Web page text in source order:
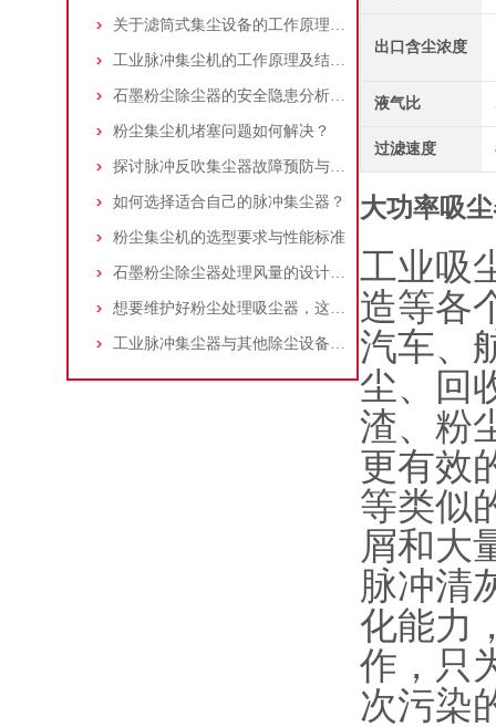
关于滤筒式集尘设备的工作原理及特点说明
工业脉冲集尘机的工作原理及结构特点说明
石墨粉尘除尘器的安全隐患分析及应对措施
粉尘集尘机堵塞问题如何解决？
探讨脉冲反吹集尘器故障预防与维护要点
如何选择适合自己的脉冲集尘器？
粉尘集尘机的选型要求与性能标准
石墨粉尘除尘器处理风量的设计，你了解多少
想要维护好粉尘处理吸尘器，这几个措施真的很重要！
工业脉冲集尘器与其他除尘设备的比较
出口含尘浓度
液气比
过滤速度
大功率吸
工业吸
造等各
汽车、
尘、回
渣、粉
更有效
等类似
屑和大
脉冲清
化能力
作，只
次污染